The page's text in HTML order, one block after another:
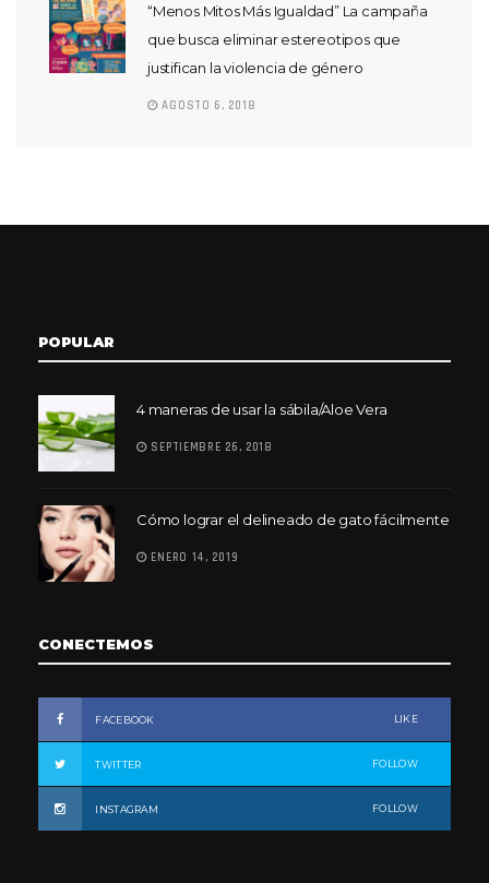
“Menos Mitos Más Igualdad” La campaña
que busca eliminar estereotipos que
justifican la violencia de género
AGOSTO 6, 2018
POPULAR
4 maneras de usar la sábila/Aloe Vera
SEPTIEMBRE 26, 2018
Cómo lograr el delineado de gato fácilmente
ENERO 14, 2019
CONECTEMOS
FACEBOOK LIKE
TWITTER FOLLOW
INSTAGRAM FOLLOW